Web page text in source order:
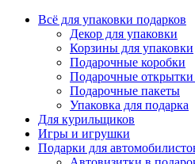
Всё для упаковки подарков
Декор для упаковки
Корзины для упаковки
Подарочные коробки
Подарочные
Подарочные пакеты
Упаковка для подарка
Для курильщиков
Игры и игрушки
Подарки для